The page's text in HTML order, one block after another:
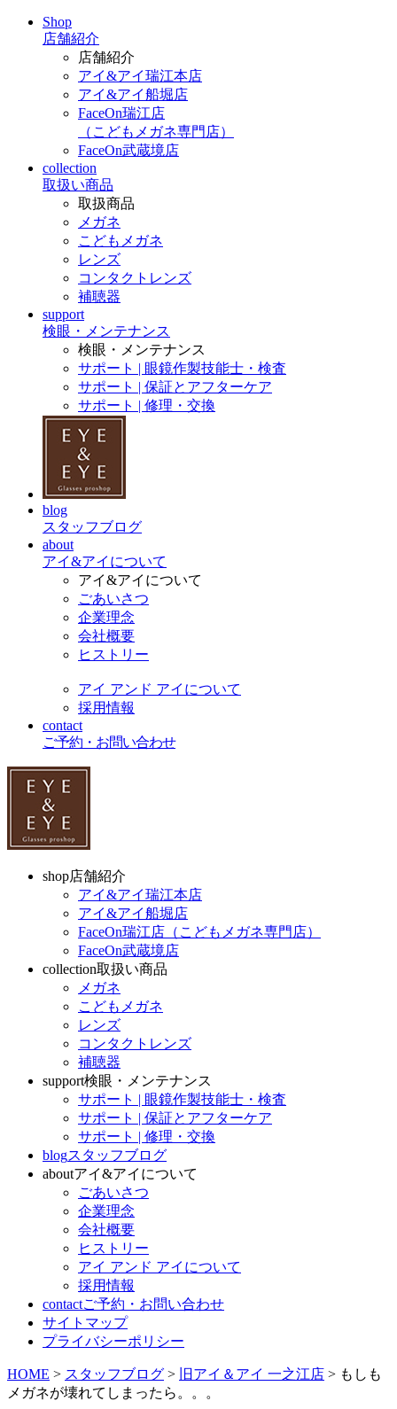
Shop
店舗紹介
店舗紹介
アイ&アイ瑞江本店
アイ&アイ船堀店
FaceOn瑞江店
（こどもメガネ専門店）
FaceOn武蔵境店
collection
取扱い商品
取扱商品
メガネ
こどもメガネ
レンズ
コンタクトレンズ
補聴器
support
検眼・メンテナンス
検眼・メンテナンス
サポート | 眼鏡作製技能士・検査
サポート | 保証とアフターケア
サポート | 修理・交換
blog
スタッフブログ
about
アイ&アイについて
アイ&アイについて
ごあいさつ
企業理念
会社概要
ヒストリー
アイ アンド アイについて
採用情報
contact
ご予約・お問い合わせ
shop店舗紹介
アイ&アイ瑞江本店
アイ&アイ船堀店
FaceOn瑞江店（こどもメガネ専門店）
FaceOn武蔵境店
collection取扱い商品
メガネ
こどもメガネ
レンズ
コンタクトレンズ
補聴器
support検眼・メンテナンス
サポート | 眼鏡作製技能士・検査
サポート | 保証とアフターケア
サポート | 修理・交換
blogスタッフブログ
aboutアイ&アイについて
ごあいさつ
企業理念
会社概要
ヒストリー
アイ アンド アイについて
採用情報
contactご予約・お問い合わせ
サイトマップ
プライバシーポリシー
HOME > スタッフブログ > 旧アイ＆アイ 一之江店 > もしも
メガネが壊れてしまったら。。。